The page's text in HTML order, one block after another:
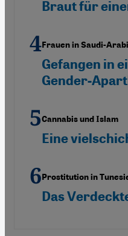
Braut für
Frauen in Saudi-
Gefangen in
Gender-
Cannabis und Islam
Eine
Prostitution in
Das